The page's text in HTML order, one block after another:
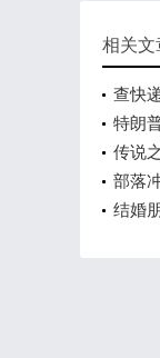
相关文
查快
特朗
传说
部落
结婚